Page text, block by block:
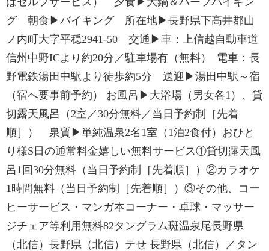
グ 朝食▶バイキング 所在地▶長野県下高井郡山
ノ内町大字平穏2941-50 交通▶車：上信越自動車道
信州中野ICより約20分／駐車場有（無料） 電車：長
野電鉄湯田中駅より徒歩約5分 送迎▶湯田中駅～宿
（宿へ要事前予約） お風呂▶大浴場（男女各1）、貸
切露天風呂（2室／30分無料／当日予約制［先着
順］） 泉質▶単純温泉2名1室（1泊2食付）おひと
り様S日の通常料金嬉しい無料サービス①貸切露天風
呂1回30分無料（当日予約制［先着順］）②カラオケ
1時間無料（当日予約制［先着順］）③その他、コー
ヒーサービス・マンガ本コーナー・卓球・マッサー
ジチェア等利用無料82タングラム斑温泉尾長野県
（北信）長野県（北信）テせ 長野県（北信）／タン